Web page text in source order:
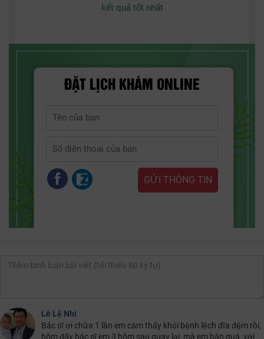
kết quả tốt nhất
ĐẶT LỊCH KHÁM ONLINE
Lê Lệ Nhi
Bác sĩ ơi chữa 1 lần em cảm thấy khỏi bệnh lệch đĩa đệm rồi,
hôm đấy bác sĩ em 3 hôm sau quay lại, mà em bận quá, với